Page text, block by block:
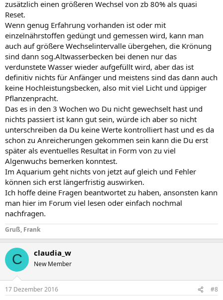
zusätzlich einen größeren Wechsel von zb 80% als quasi
Reset.
Wenn genug Erfahrung vorhanden ist oder mit
einzelnährstoffen gedüngt und gemessen wird, kann man
auch auf größere Wechselintervalle übergehen, die Krönung
sind dann sog.Altwasserbecken bei denen nur das
verdunstete Wasser wieder aufgefüllt wird, aber das ist
definitiv nichts für Anfänger und meistens sind das dann auch
keine Hochleistungsbecken, also mit viel Licht und üppiger
Pflanzenpracht.
Das es in den 3 Wochen wo Du nicht gewechselt hast und
nichts passiert ist kann gut sein, würde ich aber so nicht
unterschreiben da Du keine Werte kontrolliert hast und es da
schon zu Anreicherungen gekommen sein kann die Du erst
später als eventuelles Resultat in Form von zu viel
Algenwuchs bemerken konntest.
Im Aquarium geht nichts von jetzt auf gleich und Fehler
können sich erst längerfristig auswirken.
Ich hoffe deine Fragen beantwortet zu haben, ansonsten kann
man hier im Forum viel lesen oder einfach nochmal
nachfragen.
Gruß, Frank
C claudia_w
New Member
17 Dezember 2016 #8